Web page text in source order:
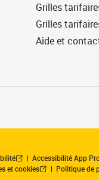
Grilles
Grilles
Aide et
Accessibilité App
et cookies
Politique de